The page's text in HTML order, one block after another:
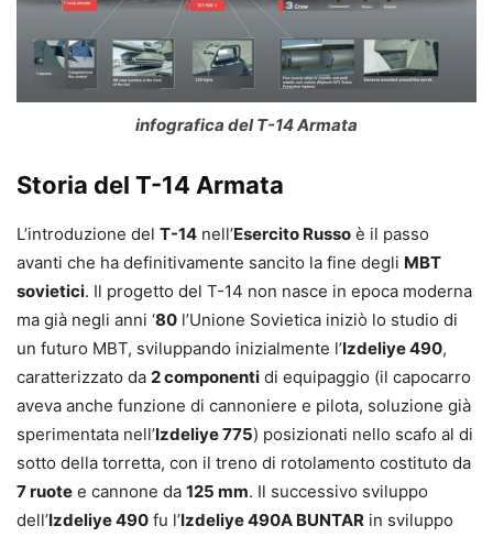
infografica del T-14 Armata
Storia del T-14 Armata
L’introduzione del T-14 nell’Esercito Russo è il passo
avanti che ha definitivamente sancito la fine degli MBT
sovietici. Il progetto del T-14 non nasce in epoca moderna
ma già negli anni ‘80 l’Unione Sovietica iniziò lo studio di
un futuro MBT, sviluppando inizialmente l’Izdeliye 490,
caratterizzato da 2 componenti di equipaggio (il capocarro
aveva anche funzione di cannoniere e pilota, soluzione già
sperimentata nell’Izdeliye 775) posizionati nello scafo al di
sotto della torretta, con il treno di rotolamento costituto da
7 ruote e cannone da 125 mm. Il successivo sviluppo
dell’Izdeliye 490 fu l’Izdeliye 490A BUNTAR in sviluppo